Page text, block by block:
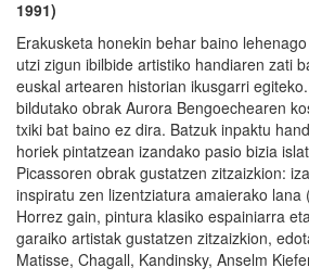
1991)
Erakusketa honekin behar baino
utzi zigun ibilbide artistiko handiaren zati
euskal artearen historian ikusgarri
bildutako obrak Aurora Bengoechearen
txiki bat baino ez dira. Batzuk inpaktu
horiek pintatzean izandako pasio bizia
Picassoren obrak gustatzen zitzaizkion:
inspiratu zen lizentziatura amaierako lana
Horrez gain, pintura klasiko espainiarra
garaiko artistak gustatzen zitzaizkion,
Matisse, Chagall, Kandinsky, Anselm